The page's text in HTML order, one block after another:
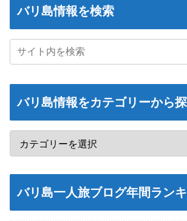
バリ島情報を検索
バリ島情報をカテゴリーから
バリ島一人旅ブログ年間ラン